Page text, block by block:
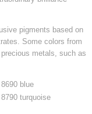
pigments based on
Some colors from
metals, such as
8690 blue
8790 turquoise